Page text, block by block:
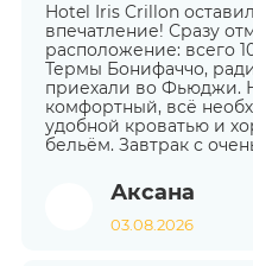
Hotel Iris Crillon
впечатление! Сразу
расположение: всего
Термы Бонифаччо,
приехали во Фьюджи.
комфортный, всё
удобной кроватью и
бельём. Завтрак с
Аксана
03.08.2026